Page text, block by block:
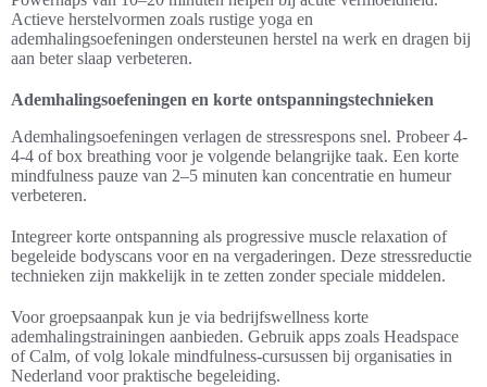
Actieve herstelvormen zoals rustige yoga en
ademhalingsoefeningen ondersteunen herstel na werk en dragen bij
aan beter slaap verbeteren.
Ademhalingsoefeningen en korte ontspanningstechnieken
Ademhalingsoefeningen verlagen de stressrespons snel. Probeer 4-
4-4 of box breathing voor je volgende belangrijke taak. Een korte
mindfulness pauze van 2–5 minuten kan concentratie en humeur
verbeteren.
Integreer korte ontspanning als progressive muscle relaxation of
begeleide bodyscans voor en na vergaderingen. Deze stressreductie
technieken zijn makkelijk in te zetten zonder speciale middelen.
Voor groepsaanpak kun je via bedrijfswellness korte
ademhalingstrainingen aanbieden. Gebruik apps zoals Headspace
of Calm, of volg lokale mindfulness-cursussen bij organisaties in
Nederland voor praktische begeleiding.